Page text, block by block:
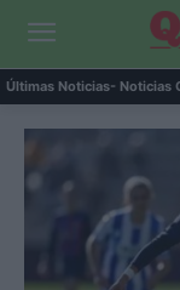
Últimas Noticias- Noticias
Eclipse solar en